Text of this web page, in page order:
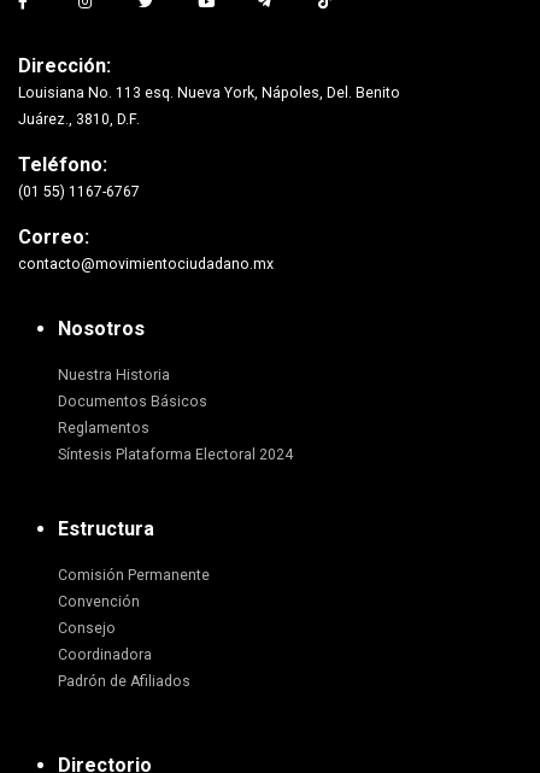
Dirección:
Louisiana No. 113 esq. Nueva York, Nápoles, Del. Benito
Juárez., 3810, D.F.
Teléfono:
(01 55) 1167-6767
Correo:
contacto@movimientociudadano.mx
Nosotros
Nuestra Historia
Documentos Básicos
Reglamentos
Síntesis Plataforma Electoral 2024
Estructura
Comisión Permanente
Convención
Consejo
Coordinadora
Padrón de Afiliados
Directorio